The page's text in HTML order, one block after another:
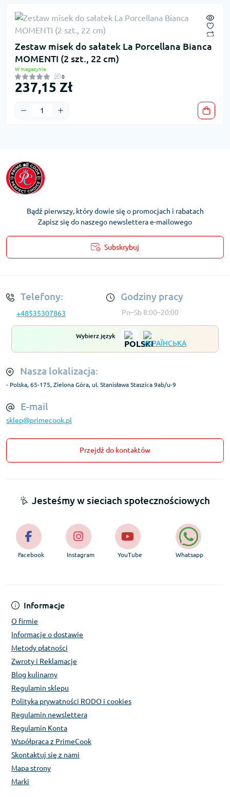
Zestaw misek do sałatek La Porcellana Bianca
MOMENTI (2 szt., 22 cm)
W magazynie
0
237,15 Zł
Bądź pierwszy, który dowie się o promocjach i rabatach
Zapisz się do naszego newslettera e-mailowego
Subskrybuj
Telefony:
+48535307863
Godziny pracy
Pn–Sb 8:00–20:00
Wybierz język
Nasza lokalizacja:
- Polska, 65-175, Zielona Góra, ul. Stanisława Staszica 9ab/u-9
E-mail
sklep@primecook.pl
Przejdź do kontaktów
Informacje
O firmie
Informacje o dostawie
Metody płatności
Zwroty i Reklamacje
Blog kulinarny
Regulamin sklepu
Polityka prywatności RODO i cookies
Regulamin newslettera
Regulamin Konta
Współpraca z PrimeCook
Skontaktuj się z nami
Mapa strony
Marki
Jesteśmy w sieciach społecznościowych
Facebook Instagram YouTube Whatsapp